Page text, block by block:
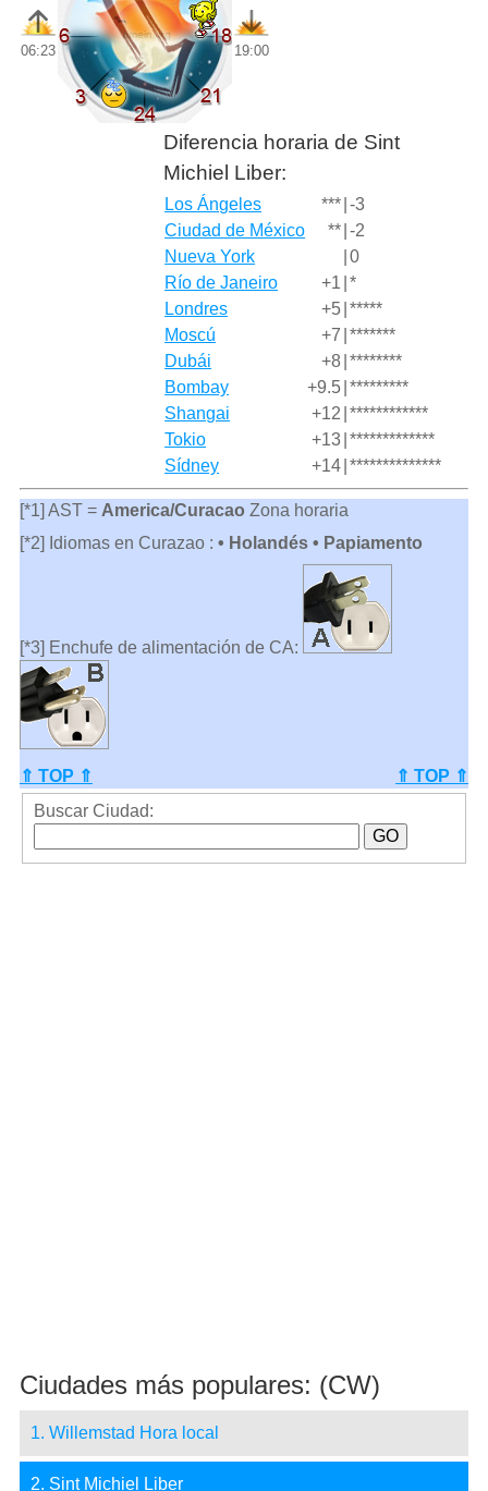
06:23 19:00
Diferencia horaria de Sint
Michiel Liber:
Los Ángeles *** -3
Ciudad de México
** -2
Nueva York
0
Río de Janeiro
+1 *
Londres
+5 *****
Moscú
+7 *******
Dubái
+8 ********
Bombay
+9.5 *********
Shangai
+12 ************
Tokio
+13 *************
Sídney
+14 **************
[*1] AST = America/Curacao Zona horaria
[*2] Idiomas en Curazao : • Holandés • Papiamento
[*3] Enchufe de alimentación de CA:
⇑ TOP ⇑
⇑ TOP ⇑
Buscar Ciudad:
Ciudades más populares: (CW)
1. Willemstad Hora local
2. Sint Michiel Liber